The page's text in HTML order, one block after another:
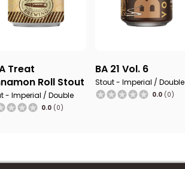
Treat
Roll Stout
- Imperial / Double
0.0 (0)
BA 21 Vol. 6
Stout - Imperial / Double
0.0 (0)